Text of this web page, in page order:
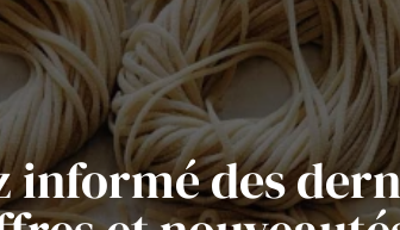
informé des